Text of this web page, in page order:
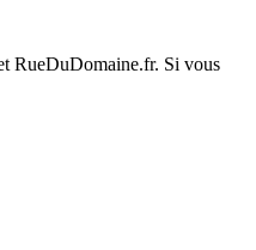
RueDuDomaine.fr. Si vous